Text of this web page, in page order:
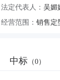
法定代表人： 吴媚
经营范围：
中标 （0）